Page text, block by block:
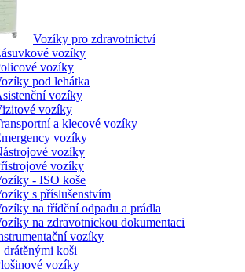
Vozíky pro zdravotnictví
vozíky
vozíky
pod lehátka
vozíky
vozíky
a klecové vozíky
vozíky
vozíky
vozíky
- ISO koše
s příslušenstvím
na třídění odpadu a prádla
na zdravotnickou dokumentaci
vozíky
drátěnými koši
vozíky